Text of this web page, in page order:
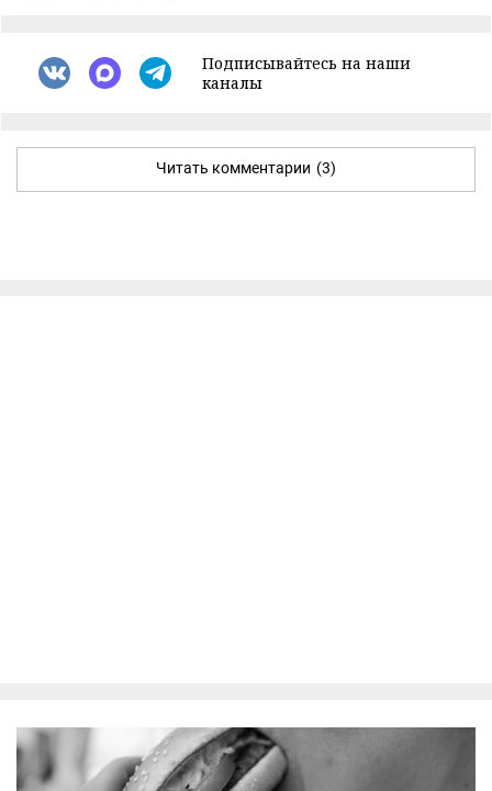
Подписывайтесь на наши
каналы
Читать комментарии (3)